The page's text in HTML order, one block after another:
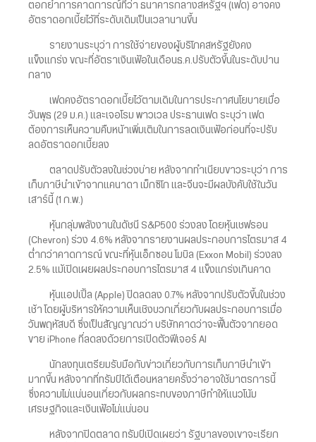
ตอกย้ำการคาดการณ์ที่ว่า ธนาคารกลางสหรัฐฯ (เฟด) อาจคง
อัตราดอกเบี้ยไว้ที่ระดับเดิมเป็นเวลานานขึ้น
รายงานระบุว่า การใช้จ่ายของผู้บริโภคสหรัฐยังคง
แข็งแกร่ง ขณะที่อัตราเงินเฟ้อในเดือนธ.ค.ปรับตัวขึ้นในระดับปาน
กลาง
เฟดคงอัตราดอกเบี้ยไว้ตามเดิมในการประกาศนโยบายเมื่อ
วันพุธ (29 ม.ค.) และเจอโรม พาวเวล ประธานเฟด ระบุว่า เฟด
ต้องการเห็นความคืบหน้าเพิ่มเติมในการลดเงินเฟ้อก่อนที่จะปรับ
ลดอัตราดอกเบี้ยลง
ตลาดปรับตัวลงในช่วงบ่าย หลังจากทำเนียบขาวระบุว่า การ
เก็บภาษีนำเข้าจากแคนาดา เม็กซิโก และจีนจะมีผลบังคับใช้ในวัน
เสาร์นี้ (1 ก.พ.)
หุ้นกลุ่มพลังงานในดัชนี S&P500 ร่วงลง โดยหุ้นเชฟรอน
(Chevron) ร่วง 4.6% หลังจากรายงานผลประกอบการไตรมาส 4
ต่ำกว่าคาดการณ์ ขณะที่หุ้นเอ็กซอน โมบิล (Exxon Mobil) ร่วงลง
2.5% แม้เปิดเผยผลประกอบการไตรมาส 4 แข็งแกร่งเกินคาด
หุ้นแอปเปิ้ล (Apple) ปิดลดลง 0.7% หลังจากปรับตัวขึ้นในช่วง
เช้า โดยผู้บริหารให้ความเห็นเชิงบวกเกี่ยวกับผลประกอบการเมื่อ
วันพฤหัสบดี ซึ่งเป็นสัญญาณว่า บริษัทคาดว่าจะฟื้นตัวจากยอด
ขาย iPhone ที่ลดลงด้วยการเปิดตัวฟีเจอร์ AI
นักลงทุนเตรียมรับมือกับข่าวเกี่ยวกับการเก็บภาษีนำเข้า
มากขึ้น หลังจากที่ทรัมป์ได้เตือนหลายครั้งว่าอาจใช้มาตรการนี้
ซึ่งความไม่แน่นอนเกี่ยวกับผลกระทบของภาษีทำให้แนวโน้ม
เศรษฐกิจและเงินเฟ้อไม่แน่นอน
หลังจากปิดตลาด ทรัมป์เปิดเผยว่า รัฐบาลของเขาจะเรียก